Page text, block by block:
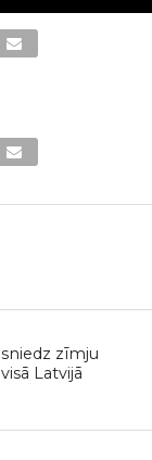
zīmju
Latvijā